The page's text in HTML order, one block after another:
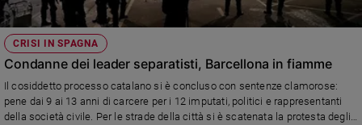
CRISI IN SPAGNA
Condanne dei leader separatisti, Barcellona in fiamme
Il cosiddetto processo catalano si è concluso con sentenze clamorose:
pene dai 9 ai 13 anni di carcere per i 12 imputati, politici e rappresentanti
della società civile. Per le strade della città si è scatenata la protesta degli